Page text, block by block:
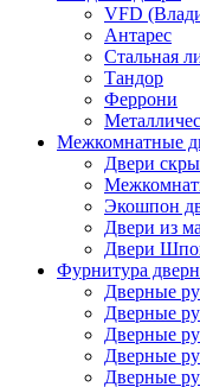
VFD
Антарес
Стальная
Тандор
Феррони
Межкомнатные
Двери
Экошпон
Двери из
Двери
Фурнитура
Дверные
Дверные
Дверные
Дверные
Дверные